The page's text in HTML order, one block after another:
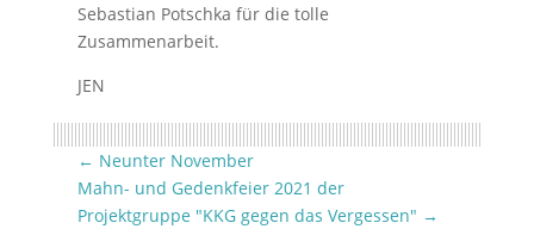
Sebastian Potschka für die tolle
Zusammenarbeit.
JEN
← Neunter November
Mahn- und Gedenkfeier 2021 der
Projektgruppe "KKG gegen das Vergessen" →